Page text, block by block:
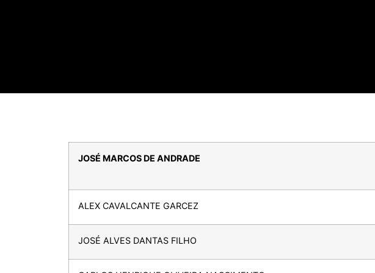
JOSÉ MARCOS DE ANDRADE
ALEX CAVALCANTE GARCEZ
JOSÉ ALVES DANTAS FILHO